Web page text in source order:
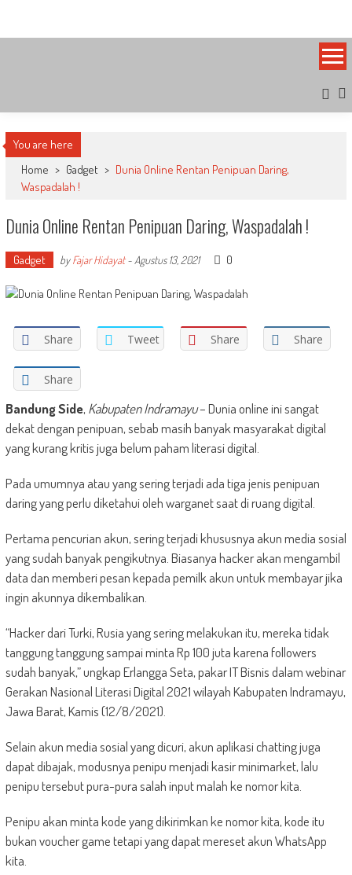
content
You are here
Home > Gadget > Dunia Online Rentan Penipuan Daring,
Waspadalah !
Dunia Online Rentan Penipuan Daring, Waspadalah !
Gadget byFajar Hidayat- Agustus 13, 2021 0
Share Tweet Share Share
Share
Bandung Side, Kabupaten Indramayu– Dunia online ini sangat
dekat dengan penipuan, sebab masih banyak masyarakat digital
yang kurang kritis juga belum paham literasi digital.
Pada umumnya atau yang sering terjadi ada tiga jenis penipuan
daring yang perlu diketahui oleh warganet saat di ruang digital.
Pertama pencurian akun, sering terjadi khususnya akun media sosial
yang sudah banyak pengikutnya. Biasanya hacker akan mengambil
data dan memberi pesan kepada pemilk akun untuk membayar jika
ingin akunnya dikembalikan.
“Hacker dari Turki, Rusia yang sering melakukan itu, mereka tidak
tanggung tanggung sampai minta Rp 100 juta karena followers
sudah banyak,” ungkap Erlangga Seta, pakar IT Bisnis dalam webinar
Gerakan Nasional Literasi Digital 2021 wilayah Kabupaten Indramayu,
Jawa Barat, Kamis (12/8/2021).
Selain akun media sosial yang dicuri, akun aplikasi chatting juga
dapat dibajak, modusnya penipu menjadi kasir minimarket, lalu
penipu tersebut pura-pura salah input malah ke nomor kita.
Penipu akan minta kode yang dikirimkan ke nomor kita, kode itu
bukan voucher game tetapi yang dapat mereset akun WhatsApp
kita.